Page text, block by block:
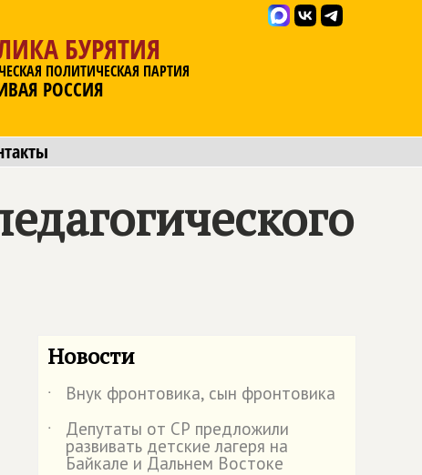
БУРЯТИЯ
ПОЛИТИЧЕСКАЯ ПАРТИЯ
РОССИЯ
Новости
˙
Внук фронтовика, сын фронтовика
˙
Депутаты от СР предложили
развивать детские лагеря на
Байкале и Дальнем Востоке